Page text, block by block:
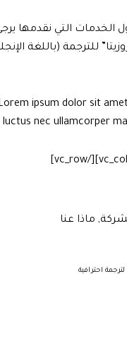
الخدمات التي نقدمها
للترجمة (باللغة
ipsum dolor sit
nec ullamcorper
, ماذا عنا
لترجمة احترافية